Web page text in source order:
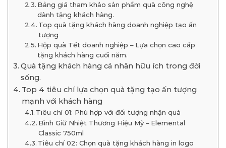
Bảng giá tham khảo sản phẩm quà công nghệ
dành tặng khách hàng.
Top quà tặng khách hàng doanh nghiệp tạo ấn
tượng
Hộp quà Tết doanh nghiệp – Lựa chọn cao cấp
tặng khách hàng cuối năm.
Quà tặng khách hàng cá nhân hữu ích trong đời
sống.
Top 4 tiêu chí lựa chọn quà tặng tạo ấn tượng
mạnh với khách hàng
Tiêu chí 01: Phù hợp với đối tượng nhận quà
Bình Giữ Nhiệt Thương Hiệu Mỹ – Elemental
Classic 750ml
Tiêu chí 02: Chọn quà tặng khách hàng in logo